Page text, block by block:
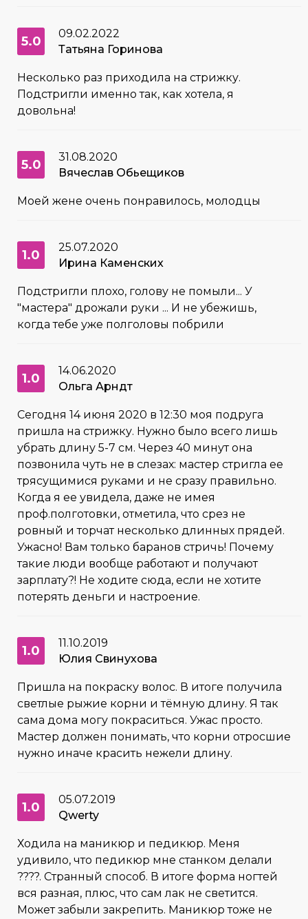
5.0
09.02.2022
Татьяна Горинова
Несколько раз приходила на стрижку.
Подстригли именно так, как хотела, я
довольна!
5.0
31.08.2020
Вячеслав Обьещиков
Моей жене очень понравилось, молодцы
1.0
25.07.2020
Ирина Каменских
Подстригли плохо, голову не помыли... У
"мастера" дрожали руки ... И не убежишь,
когда тебе уже полголовы побрили
1.0
14.06.2020
Ольга Арндт
Сегодня 14 июня 2020 в 12:30 моя подруга
пришла на стрижку. Нужно было всего лишь
убрать длину 5-7 см. Через 40 минут она
позвонила чуть не в слезах: мастер стригла ее
трясущимися руками и не сразу правильно.
Когда я ее увидела, даже не имея
проф.полготовки, отметила, что срез не
ровный и торчат несколько длинных прядей.
Ужасно! Вам только баранов стричь! Почему
такие люди вообще работают и получают
зарплату?! Не ходите сюда, если не хотите
потерять деньги и настроение.
1.0
11.10.2019
Юлия Свинухова
Пришла на покраску волос. В итоге получила
светлые рыжие корни и тёмную длину. Я так
сама дома могу покраситься. Ужас просто.
Мастер должен понимать, что корни отросшие
нужно иначе красить нежели длину.
1.0
05.07.2019
Qwerty
Ходила на маникюр и педикюр. Меня
удивило, что педикюр мне станком делали
????. Странный способ. В итоге форма ногтей
вся разная, плюс, что сам лак не светится.
Может забыли закрепить. Маникюр тоже не